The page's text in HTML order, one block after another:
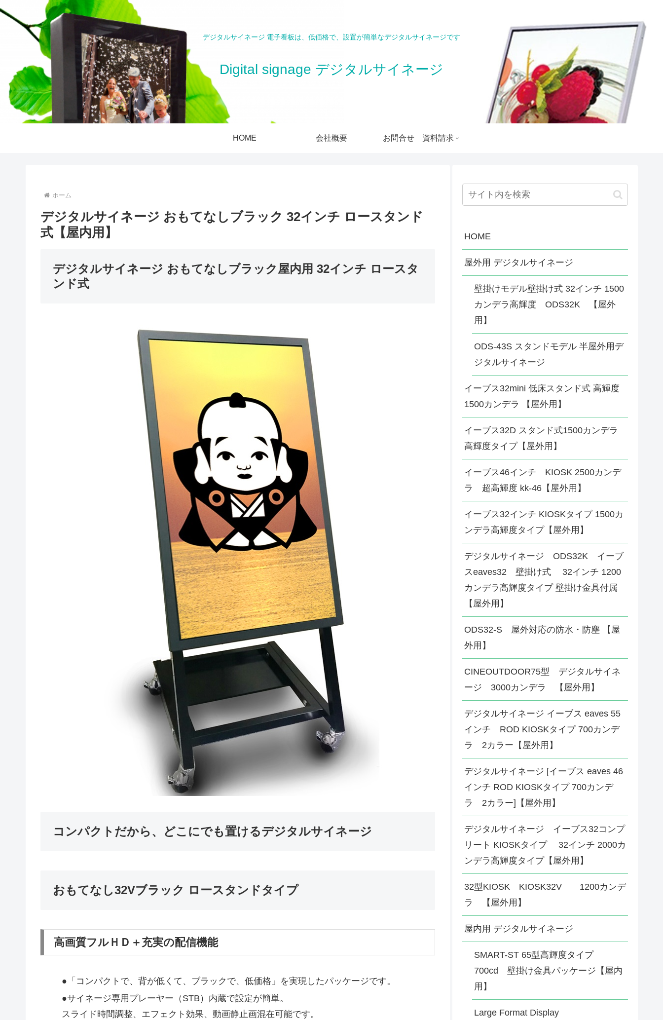
デジタルサイネージ 電子看板は、低価格で、設置が簡単なデジタルサイネージです
Digital signage デジタルサイネージ
HOME 会社概要 お問合せ 資料請求
ホーム
デジタルサイネージ おもてなしブラック 32インチ ロースタンド
式【屋内用】
デジタルサイネージ おもてなしブラック屋内用 32インチ ロースタ
ンド式
コンパクトだから、どこにでも置けるデジタルサイネージ
おもてなし32Vブラック ロースタンドタイプ
高画質フルＨＤ＋充実の配信機能
●「コンパクトで、背が低くて、ブラックで、低価格」を実現したパッケージです。
●サイネージ専用プレーヤー（STB）内蔵で設定が簡単。
スライド時間調整、エフェクト効果、動画静止画混在可能です。
HOME
屋外用 デジタルサイネージ
壁掛けモデル壁掛け式 32インチ 1500
カンデラ高輝度 ODS32K 【屋外
用】
ODS-43S スタンドモデル 半屋外用デ
ジタルサイネージ
イーブス32mini 低床スタンド式 高輝度
1500カンデラ 【屋外用】
イーブス32D スタンド式1500カンデラ
高輝度タイプ【屋外用】
イーブス46インチ KIOSK 2500カンデ
ラ 超高輝度 kk-46【屋外用】
イーブス32インチ KIOSKタイプ 1500カ
ンデラ高輝度タイプ【屋外用】
デジタルサイネージ ODS32K イーブ
スeaves32 壁掛け式 32インチ 1200
カンデラ高輝度タイプ 壁掛け金具付属
【屋外用】
ODS32-S 屋外対応の防水・防塵 【屋
外用】
CINEOUTDOOR75型 デジタルサイネ
ージ 3000カンデラ 【屋外用】
デジタルサイネージ イーブス eaves 55
インチ ROD KIOSKタイプ 700カンデ
ラ 2カラー【屋外用】
デジタルサイネージ [イーブス eaves 46
インチ ROD KIOSKタイプ 700カンデ
ラ 2カラー]【屋外用】
デジタルサイネージ イーブス32コンプ
リート KIOSKタイプ 32インチ 2000カ
ンデラ高輝度タイプ【屋外用】
32型KIOSK KIOSK32V 1200カンデ
ラ 【屋外用】
屋内用 デジタルサイネージ
SMART-ST 65型高輝度タイプ
700cd 壁掛け金具パッケージ【屋内
用】
Large Format Display